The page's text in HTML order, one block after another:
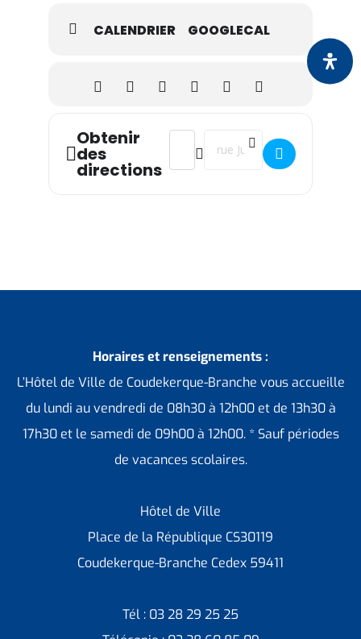
CALENDRIER GOOGLECAL
Obtenir
des
directions
Address - Permanence de Alain
Destination Address -
Horaires et renseignements :
L’Hôtel de Ville de Coudekerque-Branche vous accueille
du lundi au vendredi de 08h30 à 12h00 et de 13h30 à
17h30 et le samedi de 09h00 à 12h00. * Sauf périodes
de vacances scolaires.
Hôtel de Ville
Place de la République CS30119
Coudekerque-Branche Cedex 59411
Tél : 03 28 29 25 25